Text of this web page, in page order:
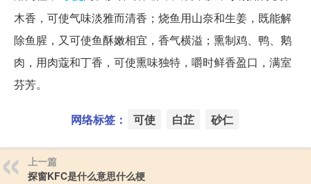
木香，可使气味淡雅而清香；烧鱼用山奈和生姜，既能解
除鱼腥，又可使鱼酥嫩相宜，香气横溢；熏制鸡、鸭、鹅
肉，用肉蔻和丁香，可使熏味独特，嚼时鲜香盈口，满室
芬芳。
网络标签： 可使 白芷 砂仁
上一篇
探窗KFC是什么意思什么梗